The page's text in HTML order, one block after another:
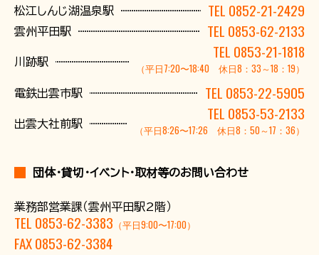
沿線マップ
企業情報
一畑電車の社会的責任について
一畑電車国民保護業務計画（PDF）
広告掲出
松江しんじ湖温泉駅 TEL 0852-21-2429
雲州平田駅 TEL 0853-62-2133
川跡駅 TEL 0853-21-1818
（平日7:20〜18:40 休日8：33～18：19）
電鉄出雲市駅 TEL 0853-22-5905
出雲大社前駅 TEL 0853-53-2133
（平日8:26〜17:26 休日8：50～17：36）
団体・貸切・イベント・取材等のお問い合わせ
業務部営業課（雲州平田駅2階）
TEL 0853-62-3383 （平日9:00〜17:00）
FAX 0853-62-3384